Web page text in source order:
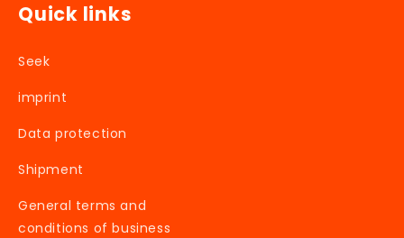
Quick links
Seek
imprint
Data protection
Shipment
General terms and
conditions of business